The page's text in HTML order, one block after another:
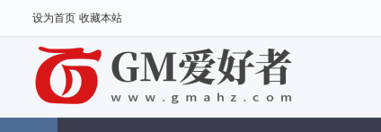
设为首页 收藏本站